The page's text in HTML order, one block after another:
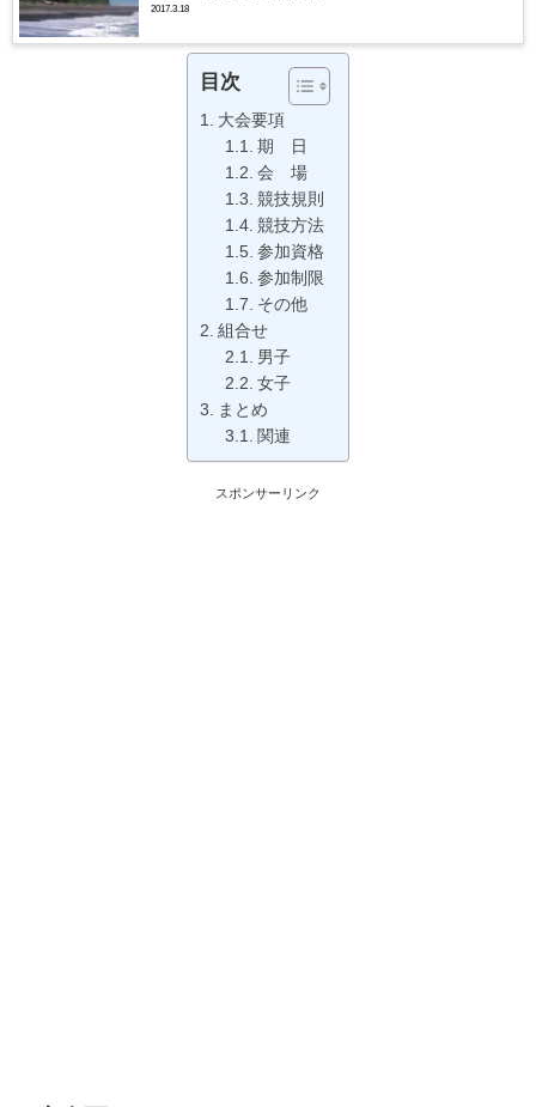
2017.3.18
目次
大会要項
期 日
会 場
競技規則
競技方法
参加資格
参加制限
その他
組合せ
男子
女子
まとめ
関連
スポンサーリンク